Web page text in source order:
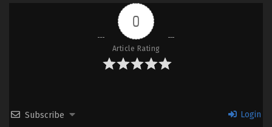
0
Article Rating
Subscribe Login